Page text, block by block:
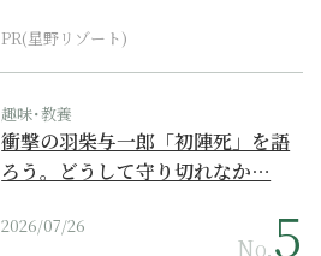
PR(星野リゾート)
趣味･教養
衝撃の羽柴与一郎「初陣死」を語
ろう。どうして守り切れなか…
2026/07/26
No.